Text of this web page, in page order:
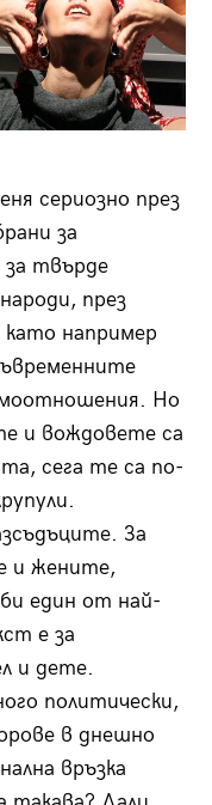
сериозно през
за
твърде
през
като например
Но
и вождовете са
сега те са по-
За
и жените,
един от най-
е за
и дете.
политически,
в днешно
връзка